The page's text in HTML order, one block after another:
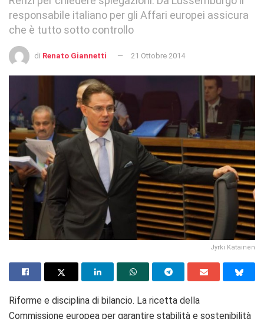
responsabile italiano per gli Affari europei assicura
che è tutto sotto controllo
di Renato Giannetti 21 Ottobre 2014
Jyrki Katainen
Riforme e disciplina di bilancio. La ricetta della
Commissione europea per garantire stabilità e sostenibilità